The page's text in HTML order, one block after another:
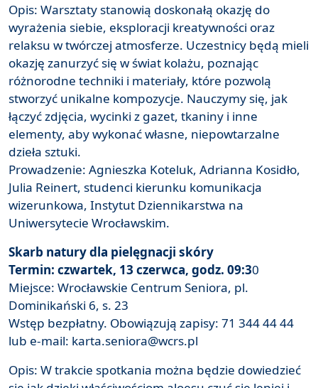
Opis: Warsztaty stanowią doskonałą okazję do
wyrażenia siebie, eksploracji kreatywności oraz
relaksu w twórczej atmosferze. Uczestnicy będą mieli
okazję zanurzyć się w świat kolażu, poznając
różnorodne techniki i materiały, które pozwolą
stworzyć unikalne kompozycje. Nauczymy się, jak
łączyć zdjęcia, wycinki z gazet, tkaniny i inne
elementy, aby wykonać własne, niepowtarzalne
dzieła sztuki.
Prowadzenie: Agnieszka Koteluk, Adrianna Kosidło,
Julia Reinert, studenci kierunku komunikacja
wizerunkowa, Instytut Dziennikarstwa na
Uniwersytecie Wrocławskim.
Skarb natury dla pielęgnacji skóry
Termin: czwartek, 13 czerwca, godz. 09:30
Miejsce: Wrocławskie Centrum Seniora, pl.
Dominikański 6, s. 23
Wstęp bezpłatny. Obowiązują zapisy: 71 344 44 44
lub e-mail: karta.seniora@wcrs.pl
Opis: W trakcie spotkania można będzie dowiedzieć